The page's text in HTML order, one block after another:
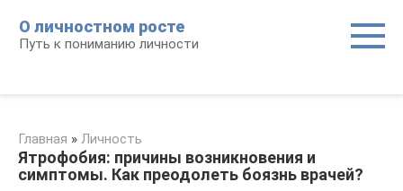
контенту
О личностном росте
Путь к пониманию личности
Главная » Личность
Ятрофобия: причины возникновения и
симптомы. Как преодолеть боязнь врачей?